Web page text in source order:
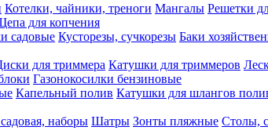
Котелки, чайники, треноги Мангалы Решетки
для копчения
садовые Кусторезы, сучкорезы Баки
для триммера Катушки для триммеров
Газонокосилки бензиновые
Капельный полив Катушки для шлангов
наборы Шатры Зонты пляжные Столы,